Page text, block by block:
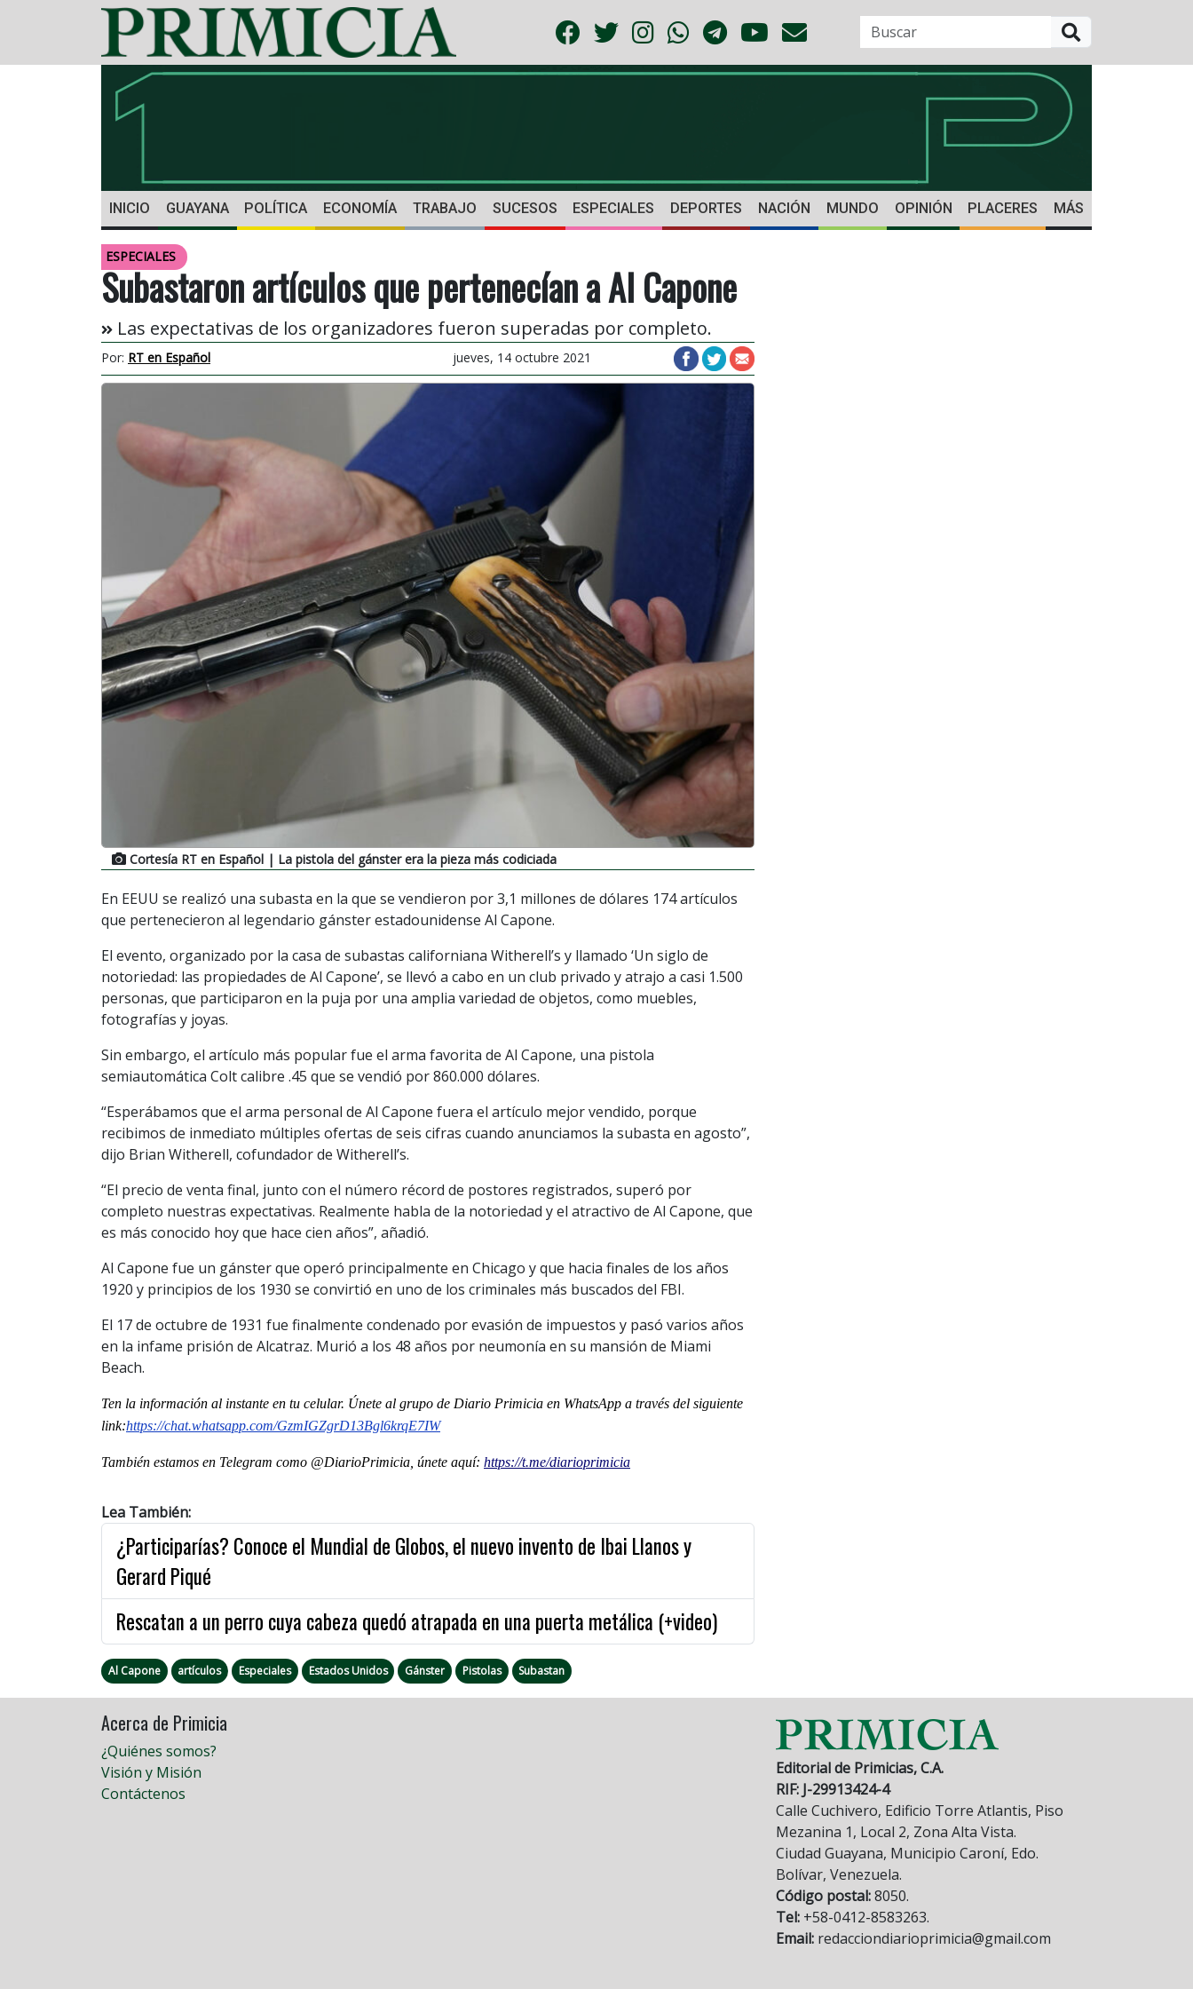
INICIO GUAYANA POLÍTICA ECONOMÍA TRABAJO SUCESOS ESPECIALES DEPORTES NACIÓN MUNDO OPINIÓN PLACERES MÁS
ESPECIALES
Subastaron artículos que pertenecían a Al Capone
Las expectativas de los organizadores fueron superadas por completo.
Por: RT en Español jueves, 14 octubre 2021
Cortesía RT en Español | La pistola del gánster era la pieza más codiciada
En EEUU se realizó una subasta en la que se vendieron por 3,1 millones de dólares 174 artículos
que pertenecieron al legendario gánster estadounidense Al Capone.
El evento, organizado por la casa de subastas californiana Witherell’s y llamado ‘Un siglo de
notoriedad: las propiedades de Al Capone’, se llevó a cabo en un club privado y atrajo a casi 1.500
personas, que participaron en la puja por una amplia variedad de objetos, como muebles,
fotografías y joyas.
Sin embargo, el artículo más popular fue el arma favorita de Al Capone, una pistola
semiautomática Colt calibre .45 que se vendió por 860.000 dólares.
“Esperábamos que el arma personal de Al Capone fuera el artículo mejor vendido, porque
recibimos de inmediato múltiples ofertas de seis cifras cuando anunciamos la subasta en agosto”,
dijo Brian Witherell, cofundador de Witherell’s.
“El precio de venta final, junto con el número récord de postores registrados, superó por
completo nuestras expectativas. Realmente habla de la notoriedad y el atractivo de Al Capone, que
es más conocido hoy que hace cien años”, añadió.
Al Capone fue un gánster que operó principalmente en Chicago y que hacia finales de los años
1920 y principios de los 1930 se convirtió en uno de los criminales más buscados del FBI.
El 17 de octubre de 1931 fue finalmente condenado por evasión de impuestos y pasó varios años
en la infame prisión de Alcatraz. Murió a los 48 años por neumonía en su mansión de Miami
Beach.
Ten la información al instante en tu celular. Únete al grupo de Diario Primicia en WhatsApp a través del siguiente
link:https://chat.whatsapp.com/GzmIGZgrD13Bgl6krqE7IW
También estamos en Telegram como @DiarioPrimicia, únete aquí: https://t.me/diarioprimicia
Lea También:
¿Participarías? Conoce el Mundial de Globos, el nuevo invento de Ibai Llanos y
Gerard Piqué
Rescatan a un perro cuya cabeza quedó atrapada en una puerta metálica (+video)
Al Capone artículos Especiales Estados Unidos Gánster Pistolas Subastan
Acerca de Primicia
¿Quiénes somos?
Visión y Misión
Contáctenos
Editorial de Primicias, C.A.
RIF: J-29913424-4
Calle Cuchivero, Edificio Torre Atlantis, Piso
Mezanina 1, Local 2, Zona Alta Vista.
Ciudad Guayana, Municipio Caroní, Edo.
Bolívar, Venezuela.
Código postal:8050.
Tel: +58-0412-8583263.
Email: redacciondiarioprimicia@gmail.com